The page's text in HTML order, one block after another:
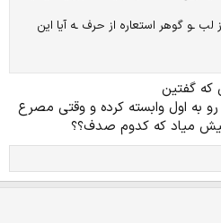
ـو گوهر استعاره از حرف ـه آیا این
که گفتین
به اول وابسته کرده و وقتی مصرع
پیش میاد که کدوم صدف؟؟